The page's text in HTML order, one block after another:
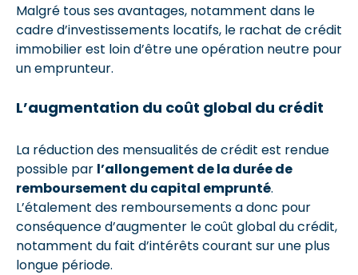
Malgré tous ses avantages, notamment dans le
cadre d’investissements locatifs, le rachat de crédit
immobilier est loin d’être une opération neutre pour
un emprunteur.
L’augmentation du coût global du crédit
La réduction des mensualités de crédit est rendue
possible par l’allongement de la durée de
remboursement du capital emprunté.
L’étalement des remboursements a donc pour
conséquence d’augmenter le coût global du crédit,
notamment du fait d’intérêts courant sur une plus
longue période.